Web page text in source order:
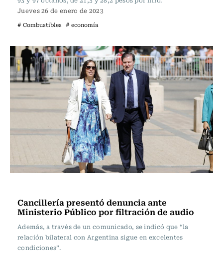
Jueves 26 de enero de 2023
# Combustibles # economía
Cancillería presentó denuncia ante
Ministerio Público por filtración de audio
Además, a través de un comunicado, se indicó que “la
relación bilateral con Argentina sigue en excelentes
condiciones”.